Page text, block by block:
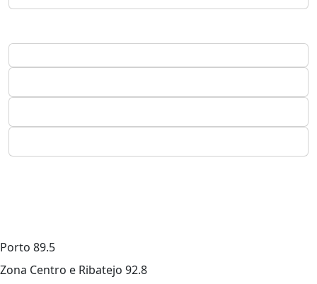
Porto 89.5
Zona Centro e Ribatejo 92.8